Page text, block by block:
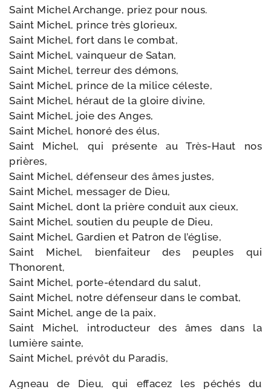
Saint Michel Archange, priez pour nous.
Saint Michel, prince très glorieux,
Saint Michel, fort dans le combat,
Saint Michel, vain­queur de Satan,
Saint Michel, ter­reur des démons,
Saint Michel, prince de la milice céleste,
Saint Michel, héraut de la gloire divine,
Saint Michel, joie des Anges,
Saint Michel, hono­ré des élus,
Saint Michel, qui pré­sente au Très-​Haut nos
prières,
Saint Michel, défen­seur des âmes justes,
Saint Michel, mes­sa­ger de Dieu,
Saint Michel, dont la prière conduit aux cieux,
Saint Michel, sou­tien du peuple de Dieu,
Saint Michel, Gardien et Patron de l’église,
Saint Michel, bien­fai­teur des peuples qui
T’honorent,
Saint Michel, porte-​étendard du salut,
Saint Michel, notre défen­seur dans le combat,
Saint Michel, ange de la paix,
Saint Michel, intro­duc­teur des âmes dans la
lumière sainte,
Saint Michel, pré­vôt du Paradis,
Agneau de Dieu, qui effa­cez les péchés du